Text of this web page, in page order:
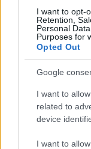
I want to opt-
Retention,
Personal
Purposes for
Opted Out
Google
I want to
related to
device
I want to
FUORI PORTA